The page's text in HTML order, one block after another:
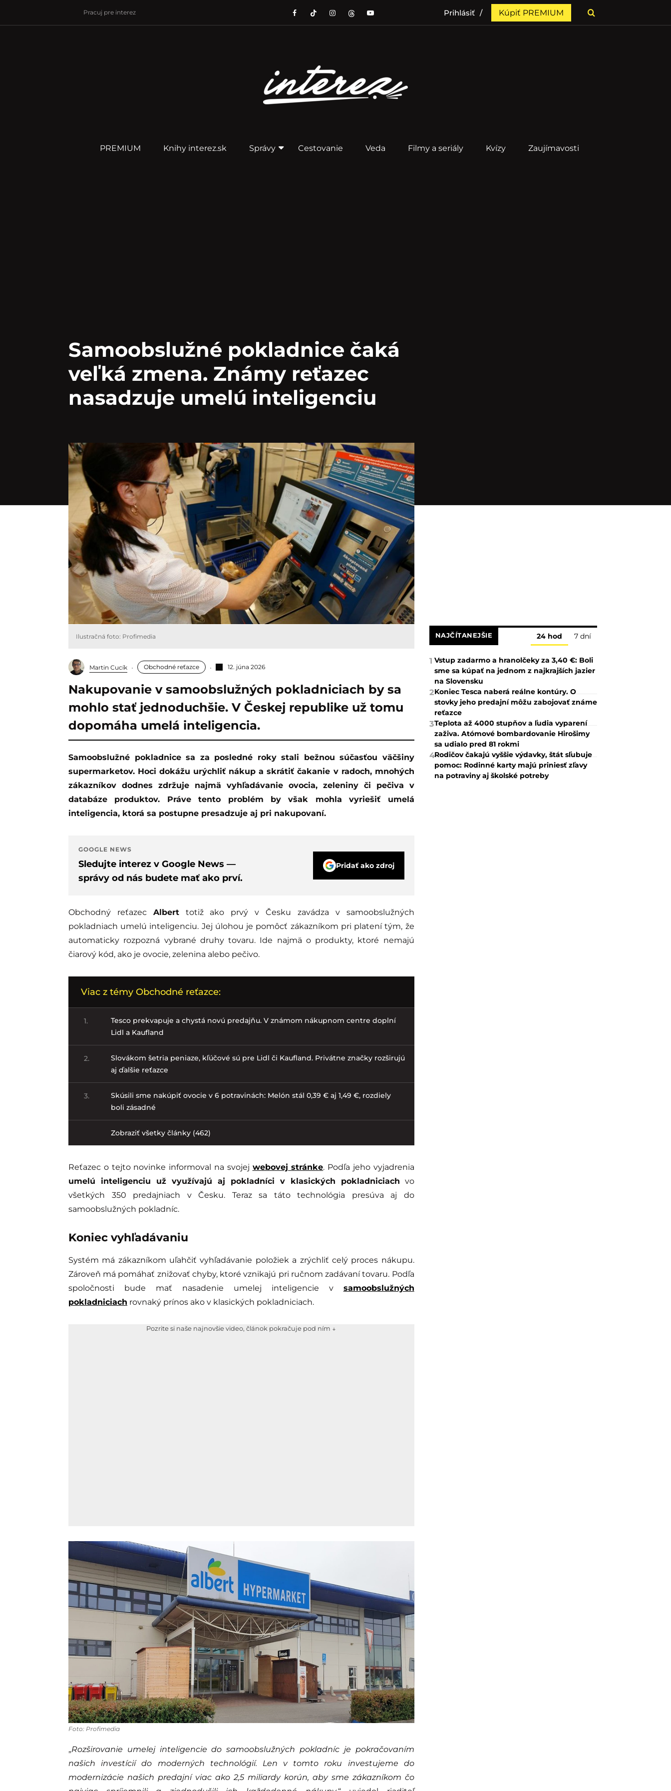
Pracuj pre interez Prihlásiť Kúpiť PREMIUM
PREMIUM Knihy interez.sk Správy Cestovanie Veda Filmy a seriály Kvízy Zaujímavosti
Samoobslužné pokladnice čaká
veľká zmena. Známy reťazec
nasadzuje umelú inteligenciu
Ilustračná foto: Profimedia
Martin Cucík Obchodné reťazce 12. júna 2026
Nakupovanie v samoobslužných pokladniciach by sa
mohlo stať jednoduchšie. V Českej republike už tomu
dopomáha umelá inteligencia.
Samoobslužné pokladnice sa za posledné roky stali bežnou súčasťou väčšiny
supermarketov. Hoci dokážu urýchliť nákup a skrátiť čakanie v radoch, mnohých
zákazníkov dodnes zdržuje najmä vyhľadávanie ovocia, zeleniny či pečiva v
databáze produktov. Práve tento problém by však mohla vyriešiť umelá
inteligencia, ktorá sa postupne presadzuje aj pri nakupovaní.
GOOGLE NEWS
Sledujte interez v Google News —
správy od nás budete mať ako prví.
Pridať ako zdroj
Obchodný reťazec Alberttotiž ako prvý v Česku zavádza v samoobslužných
pokladniach umelú inteligenciu. Jej úlohou je pomôcť zákazníkom pri platení tým, že
automaticky rozpozná vybrané druhy tovaru. Ide najmä o produkty, ktoré nemajú
čiarový kód, ako je ovocie, zelenina alebo pečivo.
Viac z témy Obchodné reťazce:
1.
Tesco prekvapuje a chystá novú predajňu. V známom nákupnom centre doplní
Lidl a Kaufland
2.
Slovákom šetria peniaze, kľúčové sú pre Lidl či Kaufland. Privátne značky rozširujú
aj ďalšie reťazce
3.
Skúsili sme nakúpiť ovocie v 6 potravinách: Melón stál 0,39 € aj 1,49 €, rozdiely
boli zásadné
Zobraziť všetky články (462)
Reťazec o tejto novinke informoval na svojej webovej stránke. Podľa jeho vyjadrenia
umelú inteligenciu už využívajú aj pokladníci v klasických pokladniciach vo
všetkých 350 predajniach v Česku. Teraz sa táto technológia presúva aj do
samoobslužných pokladníc.
Koniec vyhľadávaniu
Systém má zákazníkom uľahčiť vyhľadávanie položiek a zrýchliť celý proces nákupu.
Zároveň má pomáhať znižovať chyby, ktoré vznikajú pri ručnom zadávaní tovaru. Podľa
spoločnosti bude mať nasadenie umelej inteligencie v samoobslužných
pokladniciach rovnaký prínos ako v klasických pokladniciach.
Pozrite si naše najnovšie video, článok pokračuje pod ním ↓
Foto: Profimedia
„Rozširovanie umelej inteligencie do samoobslužných pokladníc je pokračovaním
našich investícií do moderných technológií. Len v tomto roku investujeme do
modernizácie našich predajní viac ako 2,5 miliardy korún, aby sme zákazníkom čo
NAJČÍTANEJŠIE 24 hod 7 dní
1 Vstup zadarmo a hranolčeky za 3,40 €: Boli
sme sa kúpať na jednom z najkrajších jazier
na Slovensku
2Koniec Tesca naberá reálne kontúry. O
stovky jeho predajní môžu zabojovať známe
reťazce
3Teplota až 4000 stupňov a ľudia vyparení
zaživa. Atómové bombardovanie Hirošimy
sa udialo pred 81 rokmi
4Rodičov čakajú vyššie výdavky, štát sľubuje
pomoc: Rodinné karty majú priniesť zľavy
na potraviny aj školské potreby